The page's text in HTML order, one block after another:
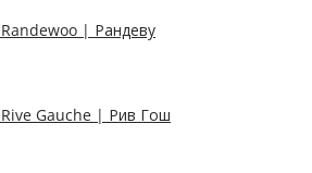
Randewoo | Рандеву
Rive Gauche | Рив Гош